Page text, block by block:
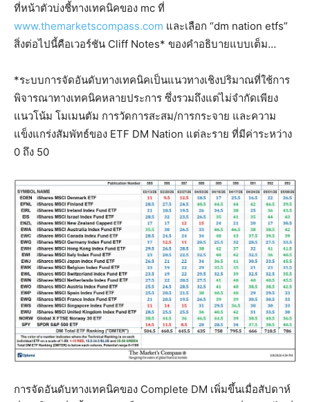
ที่หน้าตัวบ่งชี้ทางเทคนิคของ mc ที่
www.themarketscompass.com และเลือก “dm nation etfs”
สิ่งต่อไปนี้คือเวอร์ชัน Cliff Notes* ของคำอธิบายแบบเต็ม…
*ระบบการจัดอันดับทางเทคนิคเป็นแนวทางเชิงปริมาณที่ใช้การ
พิจารณาทางเทคนิคหลายประการ ซึ่งรวมถึงแต่ไม่จำกัดเพียง
แนวโน้ม โมเมนตัม การวัดการสะสม/การกระจาย และความ
แข็งแกร่งสัมพัทธ์ของ ETF DM Nation แต่ละราย ที่มีค่าระหว่าง
0 ถึง 50
การจัดอันดับทางเทคนิคของ Complete DM เพิ่มขึ้นเมื่อสัปดาห์